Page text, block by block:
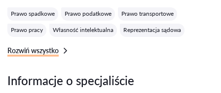
Prawo spadkowe Prawo podatkowe Prawo transportowe
Prawo pracy Własność intelektualna Reprezentacja sądowa
Rozwiń wszystko
Informacje o specjaliście